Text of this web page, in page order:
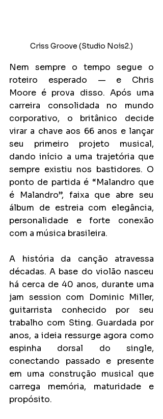
Criss Groove (Studio Nois2.)
Nem sempre o tempo segue o
roteiro esperado — e Chris
Moore é prova disso. Após uma
carreira consolidada no mundo
corporativo, o britânico decide
virar a chave aos 66 anos e lançar
seu primeiro projeto musical,
dando início a uma trajetória que
sempre existiu nos bastidores. O
ponto de partida é “Malandro que
é Malandro”, faixa que abre seu
álbum de estreia com elegância,
personalidade e forte conexão
com a música brasileira.
A história da canção atravessa
décadas. A base do violão nasceu
há cerca de 40 anos, durante uma
jam session com Dominic Miller,
guitarrista conhecido por seu
trabalho com Sting. Guardada por
anos, a ideia ressurge agora como
espinha dorsal do single,
conectando passado e presente
em uma construção musical que
carrega memória, maturidade e
propósito.